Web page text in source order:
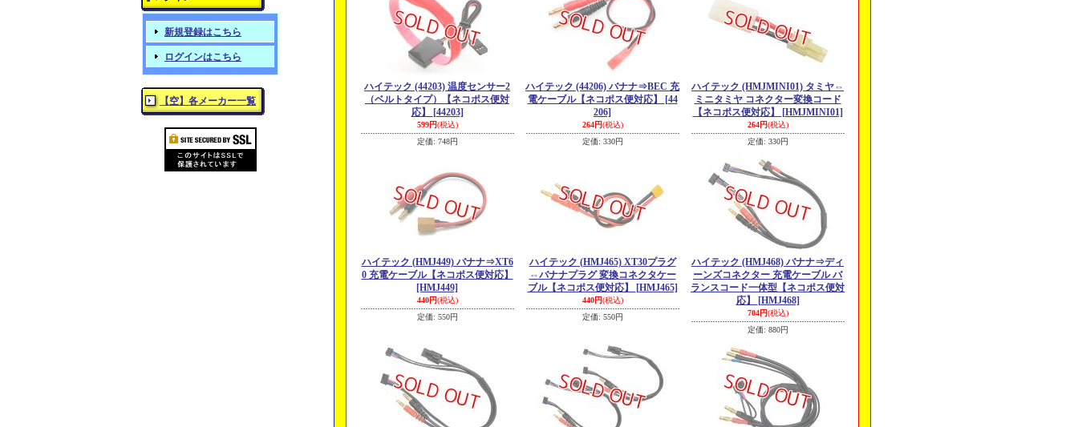
新規登録はこちら
ログインはこちら
【空】各メーカー一覧
ハイテック (44203) 温度センサー2
（ベルトタイプ）【ネコポス便対
応】
[44203]
599円(税込)
定価: 748円
ハイテック (44206) バナナ⇒BEC 充
電ケーブル【ネコポス便対応】
[44
206]
264円(税込)
定価: 330円
ハイテック (HMJMINI01) タミヤ⇔
ミニタミヤ コネクター変換コード
【ネコポス便対応】
[HMJMINI01]
264円(税込)
定価: 330円
ハイテック (HMJ449) バナナ⇒XT6
0 充電ケーブル【ネコポス便対応】
[HMJ449]
440円(税込)
定価: 550円
ハイテック (HMJ465) XT30プラグ
⇔バナナプラグ 変換コネクタケー
ブル【ネコポス便対応】
[HMJ465]
440円(税込)
定価: 550円
ハイテック (HMJ468) バナナ⇒ディ
ーンズコネクター 充電ケーブル バ
ランスコード一体型【ネコポス便対
応】
[HMJ468]
704円(税込)
定価: 880円